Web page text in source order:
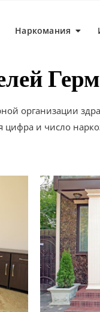
Наркомания
организации
цифра и число